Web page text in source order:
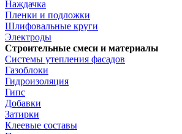
Наждачка
Пленки и подложки
Шлифовальные круги
Электроды
Строительные смеси и материалы
Системы утепления фасадов
Газоблоки
Гидроизоляция
Гипс
Добавки
Затирки
Клеевые составы